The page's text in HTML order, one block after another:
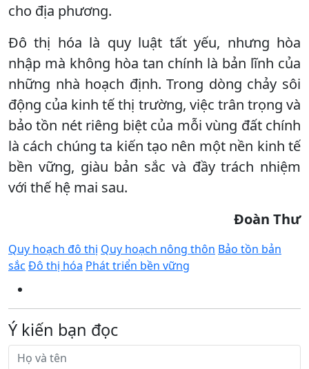
cho địa phương.
Đô thị hóa là quy luật tất yếu, nhưng hòa
nhập mà không hòa tan chính là bản lĩnh của
những nhà hoạch định. Trong dòng chảy sôi
động của kinh tế thị trường, việc trân trọng và
bảo tồn nét riêng biệt của mỗi vùng đất chính
là cách chúng ta kiến tạo nên một nền kinh tế
bền vững, giàu bản sắc và đầy trách nhiệm
với thế hệ mai sau.
Đoàn Thư
Quy hoạch đô thị Quy hoạch nông thôn Bảo tồn bản
sắc Đô thị hóa Phát triển bền vững
Ý kiến bạn đọc